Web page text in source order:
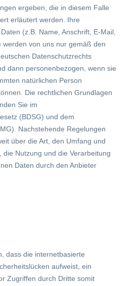
ergeben, die in diesem Falle
erläutert werden. Ihre
(z.B. Name, Anschrift, E-Mail,
werden von uns nur gemäß den
Datenschutzrechts
dann personenbezogen, wenn sie
natürlichen Person
Die rechtlichen Grundlagen
Sie im
(BDSG) und dem
Nachstehende Regelungen
über die Art, den Umfang und
die Nutzung und die Verarbeitung
Daten durch den Anbieter
dass die internetbasierte
aufweist, ein
Zugriffen durch Dritte somit